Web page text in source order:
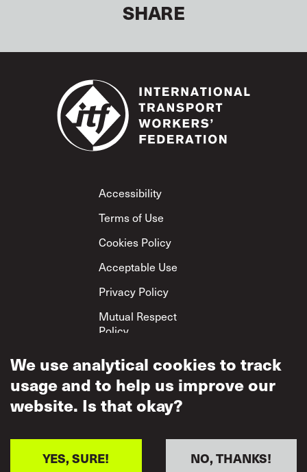
SHARE
Footer
Accessibility
Terms of Use
Cookies Policy
Acceptable Use
Privacy Policy
Mutual Respect
Policy
We use analytical cookies to track
usage and to help us improve our
website. Is that okay?
NO, THANKS!
YES, SURE!